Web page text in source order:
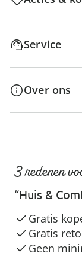
Service
Over ons
3 redenen
“Huis &
Gratis
Gratis
Geen